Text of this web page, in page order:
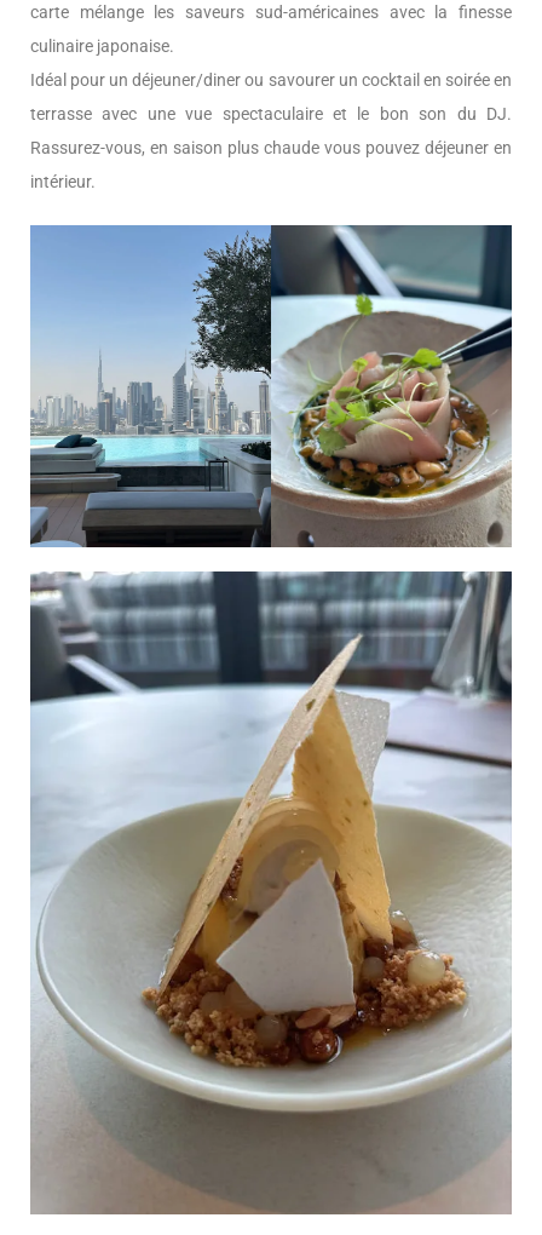
carte mélange les saveurs sud-américaines avec la finesse
culinaire japonaise.
Idéal pour un déjeuner/diner ou savourer un cocktail en soirée en
terrasse avec une vue spectaculaire et le bon son du DJ.
Rassurez-vous, en saison plus chaude vous pouvez déjeuner en
intérieur.